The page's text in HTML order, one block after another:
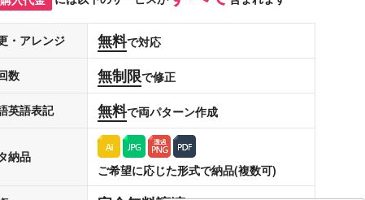
・アレンジ 無料で対応
数 無制限で修正
英語表記 無料で両パターン作成
納品
ご希望に応じた形式で納品(複数可)